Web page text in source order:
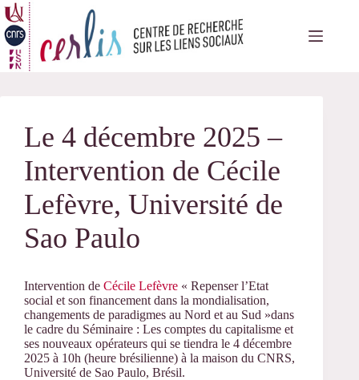
Passer
au
contenu
Le 4 décembre 2025 –
Intervention de Cécile
Lefèvre, Université de
Sao Paulo
Intervention de Cécile Lefèvre « Repenser l’Etat
social et son financement dans la mondialisation,
changements de paradigmes au Nord et au Sud »dans
le cadre du Séminaire : Les comptes du capitalisme et
ses nouveaux opérateurs qui se tiendra le 4 décembre
2025 à 10h (heure brésilienne) à la maison du CNRS,
Université de Sao Paulo, Brésil.